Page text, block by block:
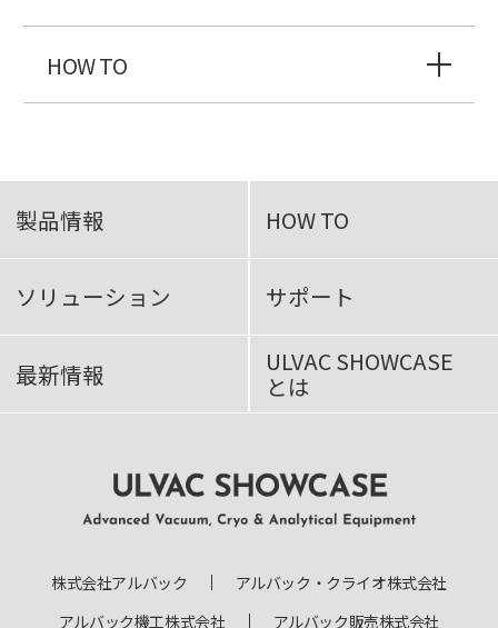
HOW TO
製品情報 HOW TO
ソリューション サポート
最新情報 ULVAC SHOWCASE
とは
Vacuum, Cryo & Analytical
Equipment
株式会社アルバック
アルバック・クライオ株式会社
アルバック機工株式会社
アルバック販売株式会社